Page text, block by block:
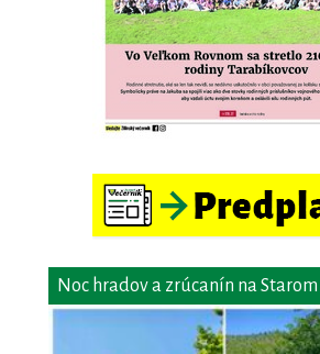
Noc hradov a zrúcanín na